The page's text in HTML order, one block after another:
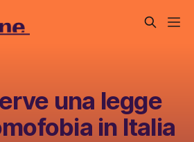
una legge
in Italia